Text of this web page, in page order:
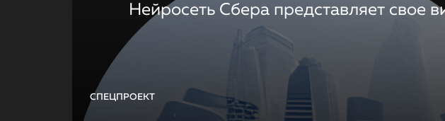
СПЕЦПРОЕКТ
Нейросеть Сбера представляет свое